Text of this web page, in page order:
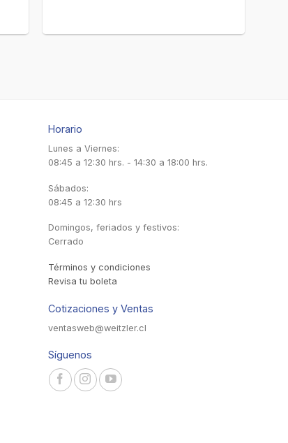
Horario
Lunes a Viernes:
08:45 a 12:30 hrs. - 14:30 a 18:00 hrs.
Sábados:
08:45 a 12:30 hrs
Domingos, feriados y festivos:
Cerrado
Términos y condiciones
Revisa tu boleta
Cotizaciones y Ventas
ventasweb@weitzler.cl
Síguenos